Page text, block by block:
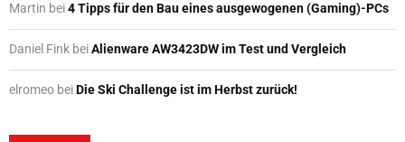
Martin bei4 Tipps für den Bau eines ausgewogenen (Gaming)-PCs
Daniel Fink beiAlienware AW3423DW im Test und Vergleich
elromeo beiDie Ski Challenge ist im Herbst zurück!